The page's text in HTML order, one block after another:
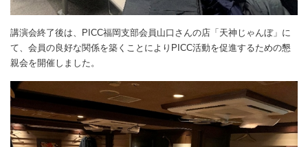
講演会終了後は、PICC福岡支部会員山口さんの店「天神じゃんぼ」に
て、会員の良好な関係を築くことによりPICC活動を促進するための懇
親会を開催しました。